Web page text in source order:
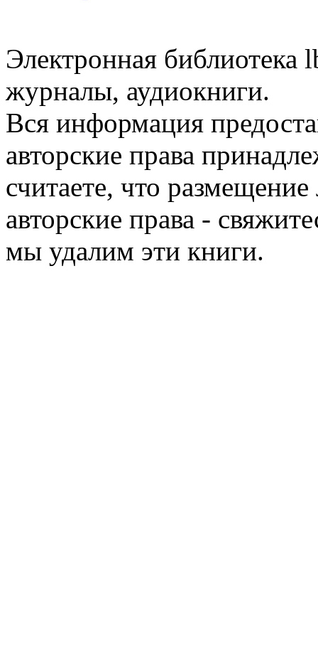
Электронная библиотека
журналы, аудиокниги.
Вся информация
авторские права
считаете, что
авторские права -
мы удалим эти книги.